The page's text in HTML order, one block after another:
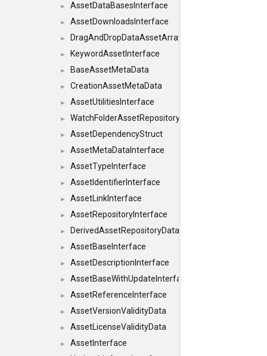
► AssetDataBasesInterface
► AssetDownloadsInterface
► DragAndDropDataAssetArray
► KeywordAssetInterface
► BaseAssetMetaData
► CreationAssetMetaData
► AssetUtilitiesInterface
► WatchFolderAssetRepositoryInterface
► AssetDependencyStruct
► AssetMetaDataInterface
► AssetTypeInterface
► AssetIdentifierInterface
► AssetLinkInterface
► AssetRepositoryInterface
► DerivedAssetRepositoryDataInterface
► AssetBaseInterface
► AssetDescriptionInterface
► AssetBaseWithUpdateInterface
► AssetReferenceInterface
► AssetVersionValidityData
► AssetLicenseValidityData
►
AssetInterface